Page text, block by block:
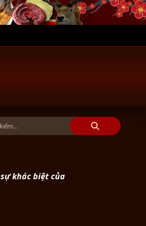
sự khác biệt của